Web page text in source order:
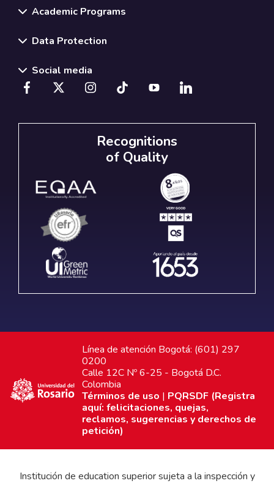
Academic Programs
Data Protection
Social media
Recognitions
of Quality
Línea de atención Bogotá: (601) 297
0200
Calle 12C Nº 6-25 - Bogotá D.C.
Colombia
Términos de uso | PQRSDF (Registra
aquí: felicitaciones, quejas,
reclamos, sugerencias y derechos de
petición)
Institución de education superior sujeta a la inspección y